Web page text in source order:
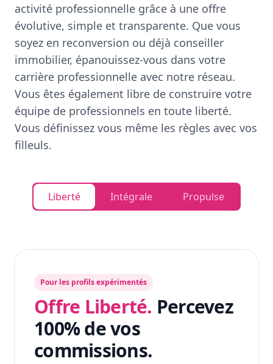
activité professionnelle grâce à une offre
évolutive, simple et transparente. Que vous
soyez en reconversion ou déjà conseiller
immobilier, épanouissez-vous dans votre
carrière professionnelle avec notre réseau.
Vous êtes également libre de construire votre
équipe de professionnels en toute liberté.
Vous définissez vous même les règles avec vos
filleuls.
Liberté Intégrale Propulse
Pour les profils expérimentés
Offre Liberté. Percevez
100% de vos
commissions.